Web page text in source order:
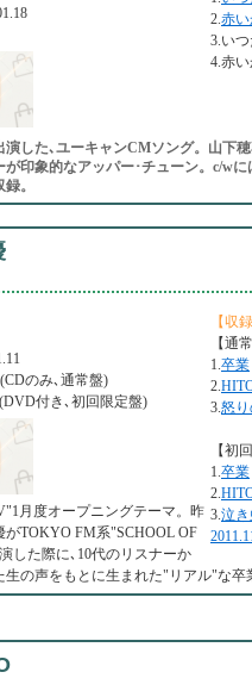
2.赤い
3.い
4.赤い
演した､ユーキャンCMソング。山下
が印象的なアッパー･チューン。c/w
。
【収
【通
1.卒業
2.
3.怒
【初
1.卒業
2.
3.泣
のみ､通常盤)
付き､初回限定盤)
月度オープニングテーマ。昨
がTOKYO FM系"SCHOOL OF
した際に､10代のリスナーか
生の声をもとに生まれた"リアル"な